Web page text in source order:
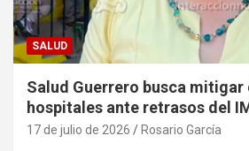
SALUD
Salud Guerrero busca mitigar
hospitales ante retrasos del
17 de julio de 2026 Rosario García